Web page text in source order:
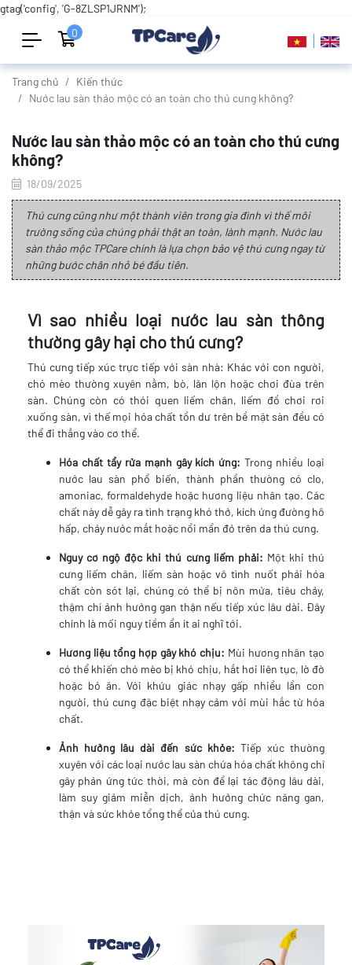
gtag('config', 'G-8ZLSP1JRNM');
0
Trang chủ
Kiến thức
Nước lau sàn thảo mộc có an toàn cho thú cưng không?
Nước lau sàn thảo mộc có an toàn cho thú cưng
không?
18/09/2025
Thú cưng cũng như một thành viên trong gia đình vì thế môi
trường sống của chúng phải thật an toàn, lành mạnh. Nước lau
sàn thảo mộc TPCare chính là lựa chọn bảo vệ thú cưng ngay từ
những bước chân nhỏ bé đầu tiên.
Vì sao nhiều loại nước lau sàn thông
thường gây hại cho thú cưng?
Thú cưng tiếp xúc trực tiếp với sàn nhà: Khác với con người,
chó mèo thường xuyên nằm, bò, lăn lộn hoặc chơi đùa trên
sàn. Chúng còn có thói quen liếm chân, liếm đồ chơi rơi
xuống sàn, vì thế mọi hóa chất tồn dư trên bề mặt sàn đều có
thể đi thẳng vào cơ thể.
Hóa chất tẩy rửa mạnh gây kích ứng:Trong nhiều loại
nước lau sàn phổ biến, thành phần thường có clo,
amoniac, formaldehyde hoặc hương liệu nhân tạo. Các
chất này dễ gây ra tình trạng khó thở, kích ứng đường hô
hấp, chảy nước mắt hoặc nổi mẩn đỏ trên da thú cưng.
Nguy cơ ngộ độc khi thú cưng liếm phải: Một khi thú
cưng liếm chân, liếm sàn hoặc vô tình nuốt phải hóa
chất còn sót lại, chúng có thể bị nôn mửa, tiêu chảy,
thậm chí ảnh hưởng gan thận nếu tiếp xúc lâu dài. Đây
chính là mối nguy tiềm ẩn ít ai nghĩ tới.
Hương liệu tổng hợp gây khó chịu: Mùi hương nhân tạo
có thể khiến chó mèo bị khó chịu, hắt hơi liên tục, lờ đờ
hoặc bỏ ăn. Với khứu giác nhạy gấp nhiều lần con
người, thú cưng đặc biệt nhạy cảm với mùi hắc từ hóa
chất.
Ảnh hưởng lâu dài đến sức khỏe: Tiếp xúc thường
xuyên với các loại nước lau sàn chứa hóa chất không chỉ
gây phản ứng tức thời, mà còn để lại tác động lâu dài,
làm suy giảm miễn dịch, ảnh hưởng chức năng gan,
thận và sức khỏe tổng thể của thú cưng.